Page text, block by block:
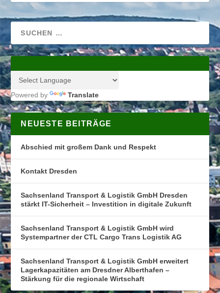
Powered by Translate
NEUESTE BEITRÄGE
Abschied mit großem Dank und Respekt
Kontakt Dresden
Sachsenland Transport & Logistik GmbH Dresden
stärkt IT-Sicherheit – Investition in digitale Zukunft
Sachsenland Transport & Logistik GmbH wird
Systempartner der CTL Cargo Trans Logistik AG
Sachsenland Transport & Logistik GmbH erweitert
Lagerkapazitäten am Dresdner Alberthafen –
Stärkung für die regionale Wirtschaft